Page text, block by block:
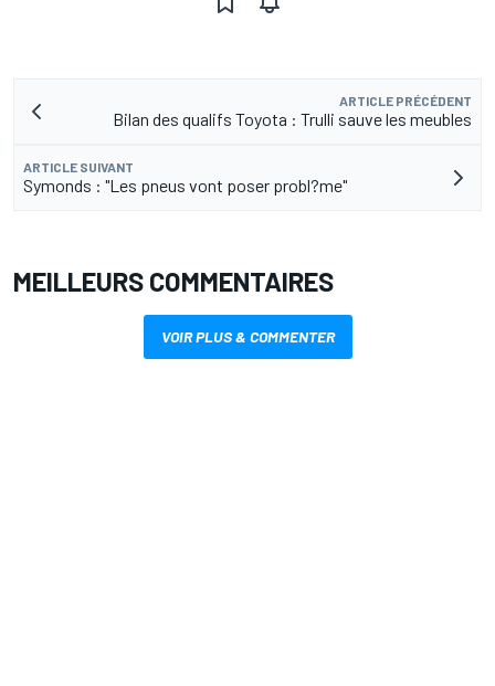
ARTICLE PRÉCÉDENT
Bilan des qualifs Toyota : Trulli sauve les meubles
ARTICLE SUIVANT
Symonds : "Les pneus vont poser probl?me"
MEILLEURS COMMENTAIRES
VOIR PLUS & COMMENTER